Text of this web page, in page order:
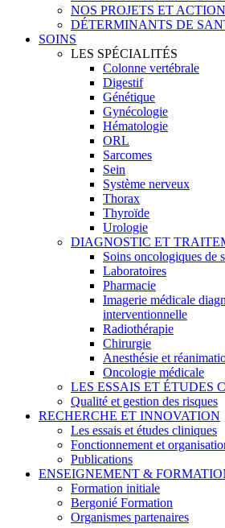
NOS PROJETS ET
DÉTERMINANTS DE
SOINS
LES SPÉCIALITÉS
Colonne vertébrale
Digestif
Génétique
Gynécologie
Hématologie
ORL
Sarcomes
Sein
Système nerveux
Thorax
Thyroïde
Urologie
DIAGNOSTIC ET
Soins oncologiques de
Laboratoires
Pharmacie
Imagerie médicale
interventionnelle
Radiothérapie
Chirurgie
Anesthésie et
Oncologie médicale
LES ESSAIS ET ÉTUDES
Qualité et gestion des risques
RECHERCHE ET INNOVATION
Les essais et études cliniques
Fonctionnement et
Publications
ENSEIGNEMENT &
Formation initiale
Bergonié Formation
Organismes partenaires